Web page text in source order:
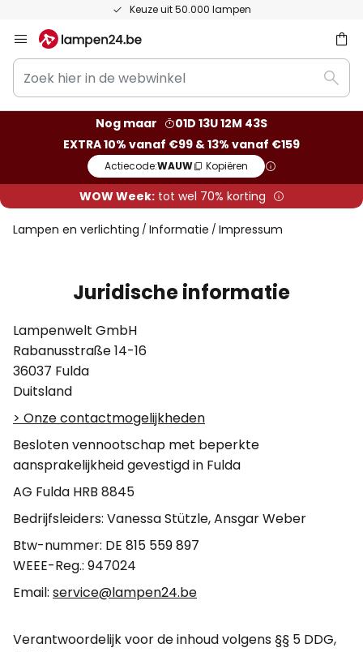
50 dagen bedenktijd
naar
de
inhoud
Zoek
hier
in
webwinkel
Nog maar
01D 13U 12M 42S
EXTRA 10% vanaf €99 & 13% vanaf €159
Actiecode:WAUW Kopiëren
WOW Week:tot wel 70% korting
Lampen en verlichting Informatie Impressum
Juridische informatie
Lampenwelt GmbH
Rabanusstraße 14-16
36037 Fulda
Duitsland
> Onze contactmogelijkheden
Besloten vennootschap met beperkte
aansprakelijkheid gevestigd in Fulda
AG Fulda HRB 8845
Bedrijfsleiders: Vanessa Stützle, Ansgar Weber
Btw-nummer: DE 815 559 897
WEEE-Reg.: 947024
Email: service@lampen24.be
Verantwoordelijk voor de inhoud volgens §§ 5 DDG,